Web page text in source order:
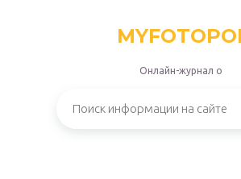
Онлайн-журнал о